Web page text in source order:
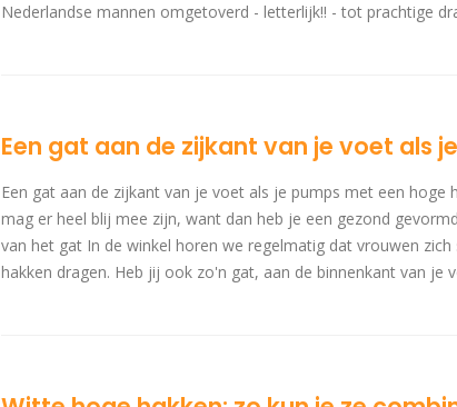
Nederlandse mannen omgetoverd - letterlijk!! - tot prachtige
Een gat aan de zijkant van je voet als
Een gat aan de zijkant van je voet als je pumps met een
mag er heel blij mee zijn, want dan heb je een gezond
van het gat In de winkel horen we regelmatig dat vrouwen
hakken dragen. Heb jij ook zo'n gat, aan de binnenkant van je